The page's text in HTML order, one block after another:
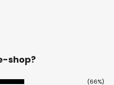
shop?
(66%)